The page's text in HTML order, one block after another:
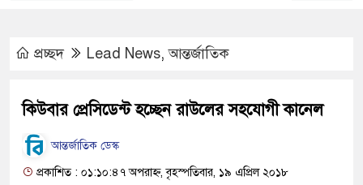
প্রচ্ছদ Lead News,আন্তর্জাতিক
কিউবার প্রেসিডেন্ট হচ্ছেন রাউলের সহযোগী কানেল
আন্তর্জাতিক ডেস্ক
প্রকাশিত : ০১:১০:৪৭ অপরাহ্ন, বৃহস্পতিবার, ১৯ এপ্রিল ২০১৮